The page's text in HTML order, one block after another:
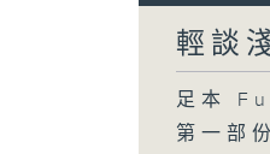
輕談
足本
第一